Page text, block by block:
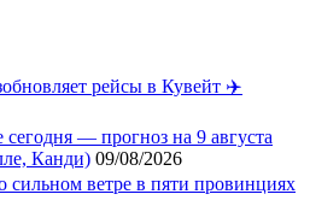
рейсы в Кувейт ✈️
— прогноз на 9 августа
Канди) 09/08/2026
ветре в пяти провинциях